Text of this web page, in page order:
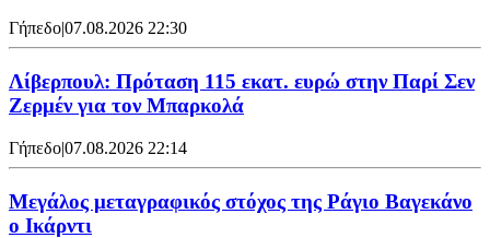
Γήπεδο|07.08.2026 22:30
Λίβερπουλ: Πρόταση 115 εκατ. ευρώ στην Παρί Σεν
Ζερμέν για τον Μπαρκολά
Γήπεδο|07.08.2026 22:14
Μεγάλος μεταγραφικός στόχος της Ράγιο Βαγεκάνο
ο Ικάρντι